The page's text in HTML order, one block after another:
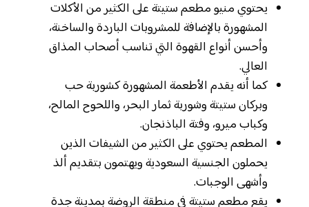
يحتوي منيو مطعم ستيتة على الكثير من الأكلات
المشهورة بالإضافة للمشروبات الباردة والساخنة،
وأحسن أنواع القهوة التي تناسب أصحاب المذاق
العالي.
كما أنه يقدم الأطعمة المشهورة كشوربة حب
وبركان ستيتة وشوربة ثمار البحر، واللحوح المالح،
وكباب ميرو، وفتة الباذنجان.
المطعم يحتوي على الكثير من الشيفات الذين
يحملون الجنسية السعودية ويهتمون بتقديم ألذ
وأشهى الوجبات.
يقع مطعم ستيتة في منطقة الروضة بمدينة جدة